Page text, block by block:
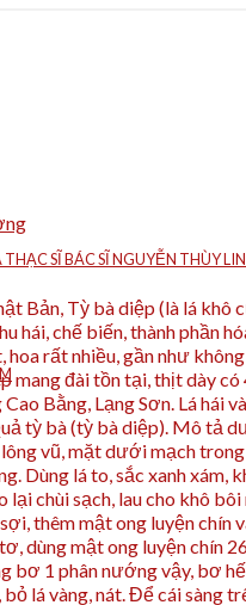
SĨ BÁC SĨ NGUYỄN THÙY
Bản, Tỳ bà diệp (là lá
hái, chế biến, thành
rất nhiều, gần như
mang đài tồn tại, thịt dày
Bằng, Lạng Sơn. Lá hái
tỳ bà (tỳ bà diệp). Mô tả
vũ, mặt dưới mạch
Dùng lá to, sắc xanh
chùi sạch, lau cho khô
thêm mật ong luyện
dùng mật ong luyện chín
bơ 1 phân nướng vậy,
lá vàng, nát. Để cái